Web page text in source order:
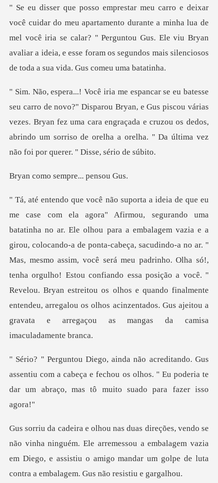
rante a minha lua de
mel você iria se calar? " Perguntou Gus. Ele viu Bryan
avaliar a ide
ryan, e Gus piscou várias
vezes. Bryan fez uma cara engraçada e cruzou os dedos,
abrindo um
o sempre...
colocando-a de ponta-cabeça, sacudindo-a no ar. "
Mas, mesmo assim, você será meu padrinho. Olha só!,
tenha orgulho! Estou confiando essa posição a você. "
Revelou.
ssentiu com a cabeça e fechou os olhos. " Eu poderia te
d
nguém. Ele arremessou a embalagem vazia
em Diego, e assistiu o amigo ma